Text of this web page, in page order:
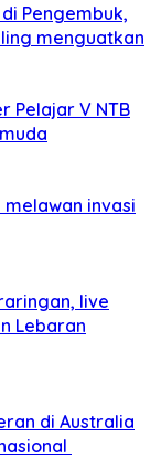
Pengembuk,
menguatkan
Pelajar V NTB
invasi
live
Lebaran
di Australia